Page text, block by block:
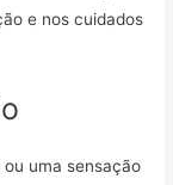
e nos cuidados
ou uma sensação